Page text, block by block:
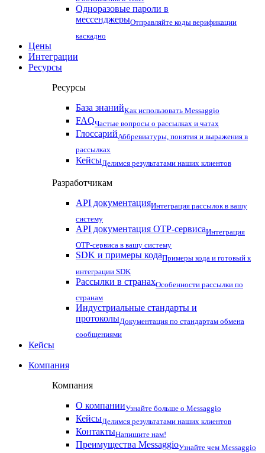
Одноразовые пароли в
мессенджерыОтправляйте коды верификации
каскадно
Цены
Интеграции
Ресурсы
Ресурсы
База знанийКак использовать Messaggio
FAQЧастые вопросы о рассылках и чатах
ГлоссарийАббревиатуры, понятия и выражения в
рассылках
КейсыДелимся результатами наших клиентов
Разработчикам
API документацияИнтеграция рассылок в вашу
систему
API документация OTP-сервисаИнтеграция
OTP-сервиса в вашу систему
SDK и примеры кодаПримеры кода и готовый к
интеграции SDK
Рассылки в странахОсобенности рассылки по
странам
Индустриальные стандарты и
протоколыДокументация по стандартам обмена
сообщениями
Кейсы
Компания
Компания
О компанииУзнайте больше о Messaggio
КейсыДелимся результатами наших клиентов
КонтактыНапишите нам!
Преимущества MessaggioУзнайте чем Messaggio